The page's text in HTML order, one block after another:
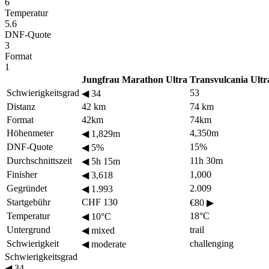
Temperatur
5.6
DNF-Quote
3
Format
1
Jungfrau Marathon Ultra Transvulcania
Schwierigkeitsgrad ◀34
53
Distanz
42 km
74 km
Format
42km
74km
Höhenmeter
◀1,829m
4,350m
DNF-Quote
◀5%
15%
Durchschnittszeit
◀5h 15m
11h 30m
Finisher
◀3,618
1,000
Gegründet
◀1.993
2.009
Startgebühr
CHF 130 €80 ▶
Temperatur
◀10°C
18°C
Untergrund
◀mixed
trail
Schwierigkeit
◀moderate
challenging
Schwierigkeitsgrad